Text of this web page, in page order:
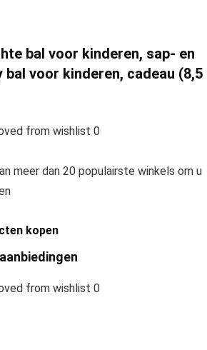
bal voor kinderen, sap- en
bal voor kinderen, cadeau (8,5
from wishlist 0
meer dan 20 populairste winkels om u
kopen
from wishlist 0